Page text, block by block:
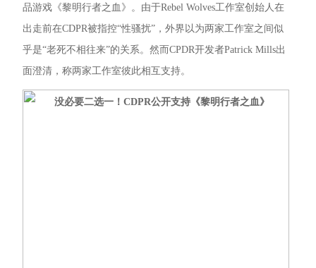
品游戏《黎明行者之血》。由于Rebel Wolves工作室创始人在
出走前在CDPR被指控“性骚扰”，外界以为两家工作室之间似
乎是“老死不相往来”的关系。然而CPDR开发者Patrick Mills出
面澄清，称两家工作室彼此相互支持。